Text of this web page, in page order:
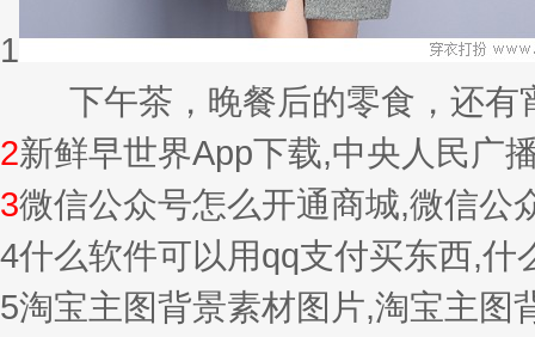
1
下午茶，晚餐后的零食，还有
2新鲜早世界App下载,中央人民广
3微信公众号怎么开通商城,微信公
4什么软件可以用qq支付买东西,什
5淘宝主图背景素材图片,淘宝主图